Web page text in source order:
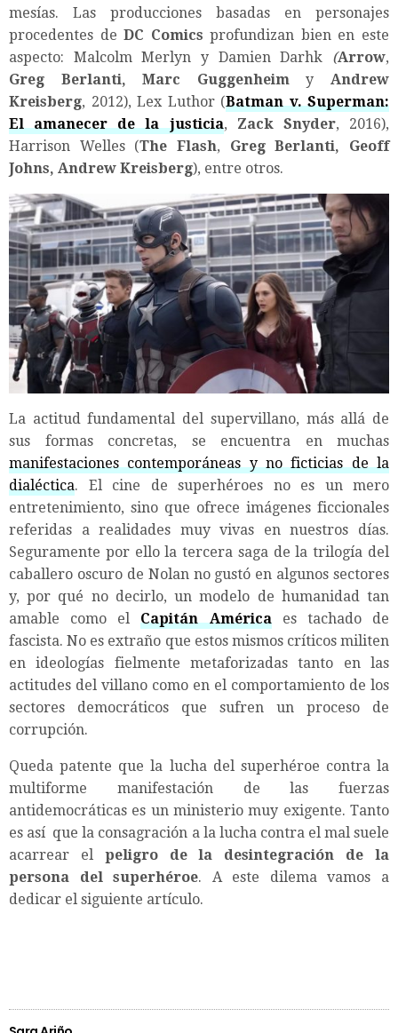
mesías. Las producciones basadas en personajes
procedentes de DC Comics profundizan bien en este
aspecto: Malcolm Merlyn y Damien Darhk (Arrow,
Greg Berlanti, Marc Guggenheimy Andrew
Kreisberg, 2012), Lex Luthor (Batman v. Superman:
El amanecer de la justicia, Zack Snyder, 2016),
Harrison Welles (The Flash, Greg Berlanti, Geoff
Johns, Andrew Kreisberg), entre otros.
La actitud fundamental del supervillano, más allá de
sus formas concretas, se encuentra en muchas
manifestaciones contemporáneas y no ficticias de la
dialéctica. El cine de superhéroes no es un mero
entretenimiento, sino que ofrece imágenes ficcionales
referidas a realidades muy vivas en nuestros días.
Seguramente por ello la tercera saga de la trilogía del
caballero oscuro de Nolan no gustó en algunos sectores
y, por qué no decirlo, un modelo de humanidad tan
amable como elCapitán Américaes tachado de
fascista. No es extraño que estos mismos críticos militen
en ideologías fielmente metaforizadas tanto en las
actitudes del villano como en el comportamiento de los
sectores democráticos que sufren un proceso de
corrupción.
Queda patente que la lucha del superhéroe contra la
multiforme manifestación de las fuerzas
antidemocráticas es un ministerio muy exigente. Tanto
es así que la consagración a la lucha contra el mal suele
acarrear el peligro de la desintegración de la
persona del superhéroe. A este dilema vamos a
dedicar el siguiente artículo.